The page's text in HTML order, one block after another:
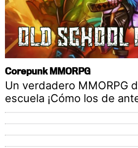
Corepunk MMORPG
Un verdadero MMORPG
escuela ¡Cómo los de